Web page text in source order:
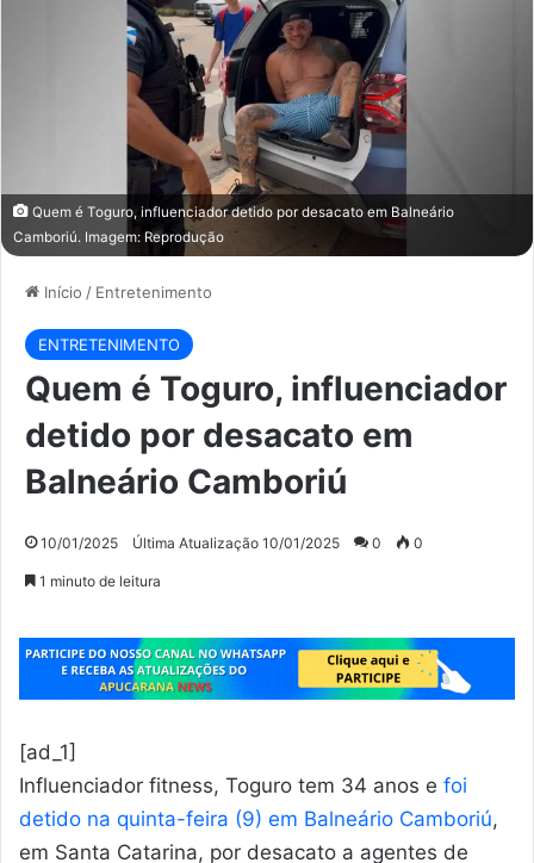
Quem é Toguro, influenciador detido por desacato em Balneário
Camboriú. Imagem: Reprodução
Início / Entretenimento
ENTRETENIMENTO
Quem é Toguro, influenciador
detido por desacato em
Balneário Camboriú
10/01/2025 Última Atualização 10/01/2025 0 0
1 minuto de leitura
[ad_1]
Influenciador fitness, Toguro tem 34 anos e foi
detido na quinta-feira (9) em Balneário Camboriú,
em Santa Catarina, por desacato a agentes de